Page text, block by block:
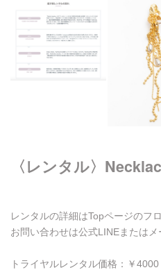
〈レンタル〉
レンタルの詳細はTopページのフ
お問い合わせは公式LINEまたはメ
トライヤルレンタル価格：￥4000